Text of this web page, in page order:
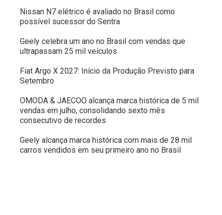
Nissan N7 elétrico é avaliado no Brasil como
possível sucessor do Sentra
Geely celebra um ano no Brasil com vendas que
ultrapassam 25 mil veículos
Fiat Argo X 2027: Início da Produção Previsto para
Setembro
OMODA & JAECOO alcança marca histórica de 5 mil
vendas em julho, consolidando sexto mês
consecutivo de recordes
Geely alcança marca histórica com mais de 28 mil
carros vendidos em seu primeiro ano no Brasil